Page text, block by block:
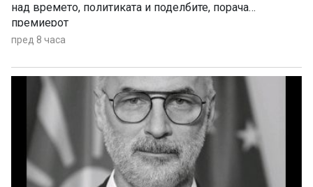
над времето, политиката и поделбите, порача
премиерот
пред 8 часа